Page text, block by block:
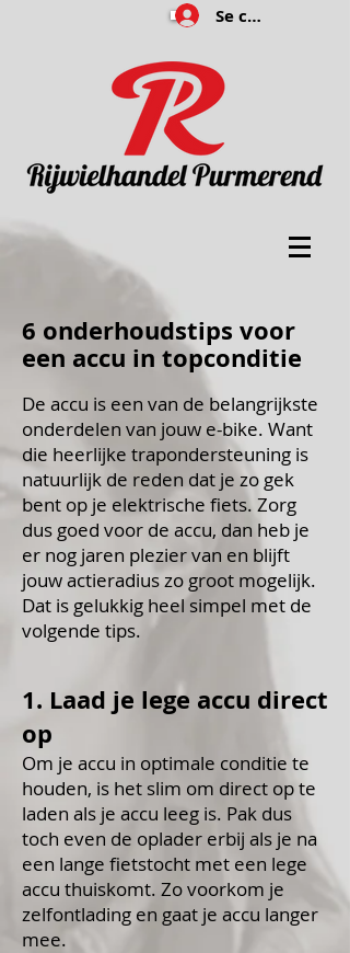
Se connecter
6 onderhoudstips voor
een accu in topconditie
De accu is een van de belangrijkste
onderdelen van jouw e-bike. Want
die heerlijke trapondersteuning is
natuurlijk de reden dat je zo gek
bent op je elektrische fiets. Zorg
dus goed voor de accu, dan heb je
er nog jaren plezier van en blijft
jouw actieradius zo groot mogelijk.
Dat is gelukkig heel simpel met de
volgende tips.
1. Laad je lege accu direct
op
Om je accu in optimale conditie te
houden, is het slim om direct op te
laden als je accu leeg is. Pak dus
toch even de oplader erbij als je na
een lange fietstocht met een lege
accu thuiskomt. Zo voorkom je
zelfontlading en gaat je accu langer
mee.